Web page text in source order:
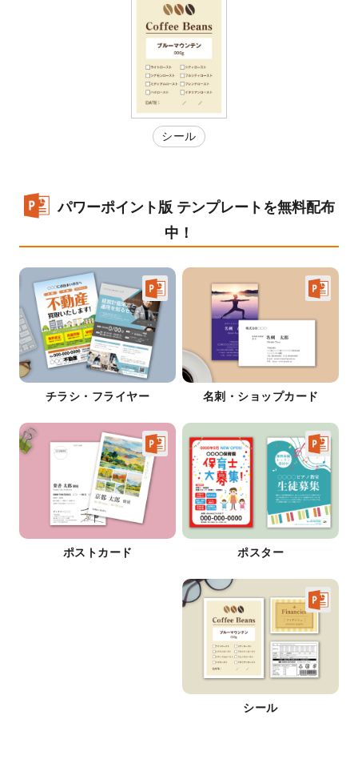
シール
パワーポイント版 テンプレートを無料配布
中！
チラシ・フライヤー 名刺・ショップカード
ポストカード ポスター
シール